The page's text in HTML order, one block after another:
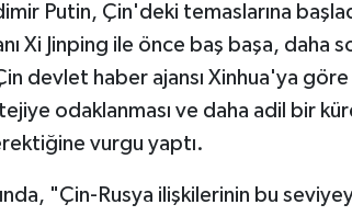
Putin, Çin'deki temaslarına
Xi Jinping ile önce baş başa, daha
devlet haber ajansı Xinhua'ya
odaklanması ve daha adil bir
vurgu yaptı.
"Çin-Rusya ilişkilerinin bu